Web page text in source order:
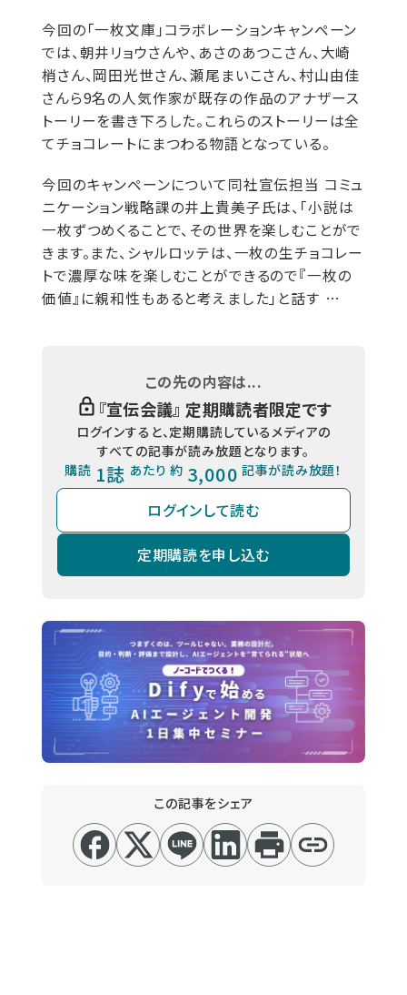
今回の「一枚文庫」コラボレーションキャンペーン
では、朝井リョウさんや、あさのあつこさん、大崎
梢さん、岡田光世さん、瀬尾まいこさん、村山由佳
さんら9名の人気作家が既存の作品のアナザース
トーリーを書き下ろした。これらのストーリーは全
てチョコレートにまつわる物語となっている。
今回のキャンペーンについて同社宣伝担当 コミュ
ニケーション戦略課の井上貴美子氏は、「小説は
一枚ずつめくることで、その世界を楽しむことがで
きます。また、シャルロッテは、一枚の生チョコレー
トで濃厚な味を楽しむことができるので『一枚の
価値』に親和性もあると考えました」と話す …
この先の内容は...
『宣伝会議』 定期購読者限定です
ログインすると、定期購読しているメディアの
すべての記事が読み放題となります。
購読 1誌 あたり 約 3,000 記事が読み放題！
ログインして読む
定期購読を申し込む
この記事をシェア